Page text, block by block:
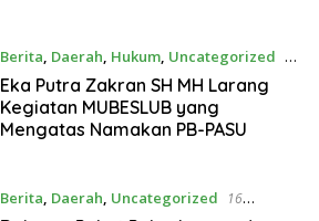
Berita Daerah Hukum, Uncategorized 19
Desember 2024
Eka Putra Zakran SH MH Larang
Kegiatan MUBESLUB yang
Mengatas Namakan PB-PASU
Berita, Daerah, Uncategorized
16